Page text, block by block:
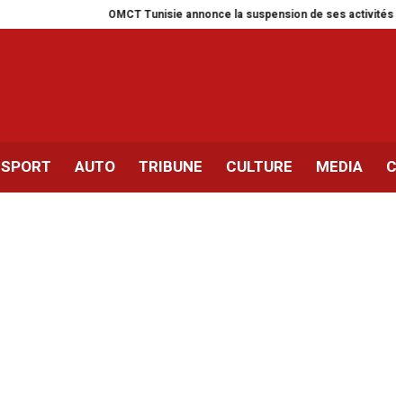
OMCT Tunisie annonce la suspension de ses activités pour un mois
SPORT AUTO TRIBUNE CULTURE MEDIA